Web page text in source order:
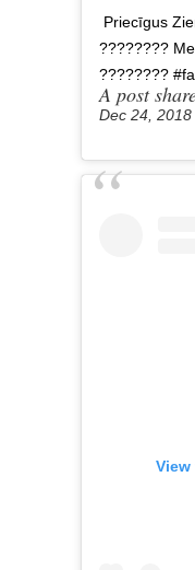
Priecīgus
????????
????????
A post
Dec 24,